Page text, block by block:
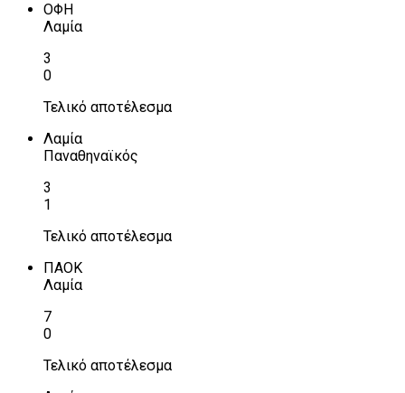
ΟΦΗ
Λαμία
3
0
Τελικό αποτέλεσμα
Λαμία
Παναθηναϊκός
3
1
Τελικό αποτέλεσμα
ΠΑΟΚ
Λαμία
7
0
Τελικό αποτέλεσμα